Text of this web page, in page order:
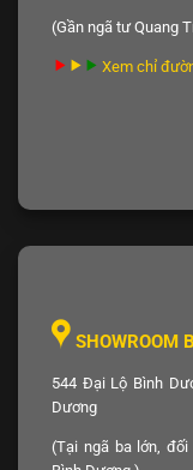
(Gần ngã tư Quang
Xem chỉ
SHOWROOM
544 Đại Lộ Bình
Dương
(Tại ngã ba lớn,